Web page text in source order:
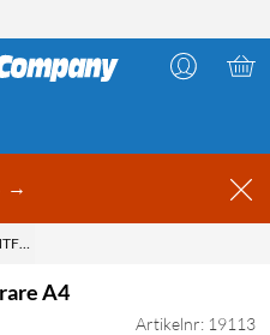
→
A4
A4
Artikelnr: 19113